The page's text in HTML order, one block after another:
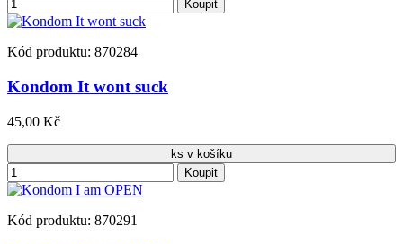
Koupit
Kód produktu: 870284
Kondom It wont suck
45,00 Kč
ks v košíku
Koupit
Kód produktu: 870291